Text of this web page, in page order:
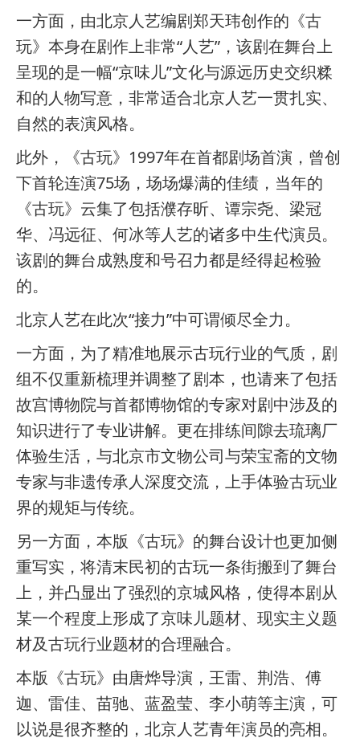
一方面，由北京人艺编剧郑天玮创作的《古
玩》本身在剧作上非常“人艺”，该剧在舞台上
呈现的是一幅“京味儿”文化与源远历史交织糅
和的人物写意，非常适合北京人艺一贯扎实、
自然的表演风格。
此外，《古玩》1997年在首都剧场首演，曾创
下首轮连演75场，场场爆满的佳绩，当年的
《古玩》云集了包括濮存昕、谭宗尧、梁冠
华、冯远征、何冰等人艺的诸多中生代演员。
该剧的舞台成熟度和号召力都是经得起检验
的。
北京人艺在此次“接力”中可谓倾尽全力。
一方面，为了精准地展示古玩行业的气质，剧
组不仅重新梳理并调整了剧本，也请来了包括
故宫博物院与首都博物馆的专家对剧中涉及的
知识进行了专业讲解。更在排练间隙去琉璃厂
体验生活，与北京市文物公司与荣宝斋的文物
专家与非遗传承人深度交流，上手体验古玩业
界的规矩与传统。
另一方面，本版《古玩》的舞台设计也更加侧
重写实，将清末民初的古玩一条街搬到了舞台
上，并凸显出了强烈的京城风格，使得本剧从
某一个程度上形成了京味儿题材、现实主义题
材及古玩行业题材的合理融合。
本版《古玩》由唐烨导演，王雷、荆浩、傅
迦、雷佳、苗驰、蓝盈莹、李小萌等主演，可
以说是很齐整的，北京人艺青年演员的亮相。